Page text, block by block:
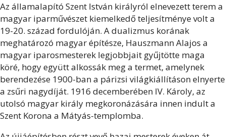
Az államalapító Szent István királyról elnevezett terem a
magyar iparművészet kiemelkedő teljesítménye volt a
19-20. század fordulóján. A dualizmus korának
meghatározó magyar építésze, Hauszmann Alajos a
magyar iparosmesterek legjobbjait gyűjtötte maga
köré, hogy együtt alkossák meg a termet, amelynek
berendezése 1900-ban a párizsi világkiállításon elnyerte
a zsűri nagydíját. 1916 decemberében IV. Károly, az
utolsó magyar király megkoronázására innen indult a
Szent Korona a Mátyás-templomba.